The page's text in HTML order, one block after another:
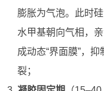
膨胀为气泡。此时
水甲基朝向气相，
成动态“界面膜”，
裂；